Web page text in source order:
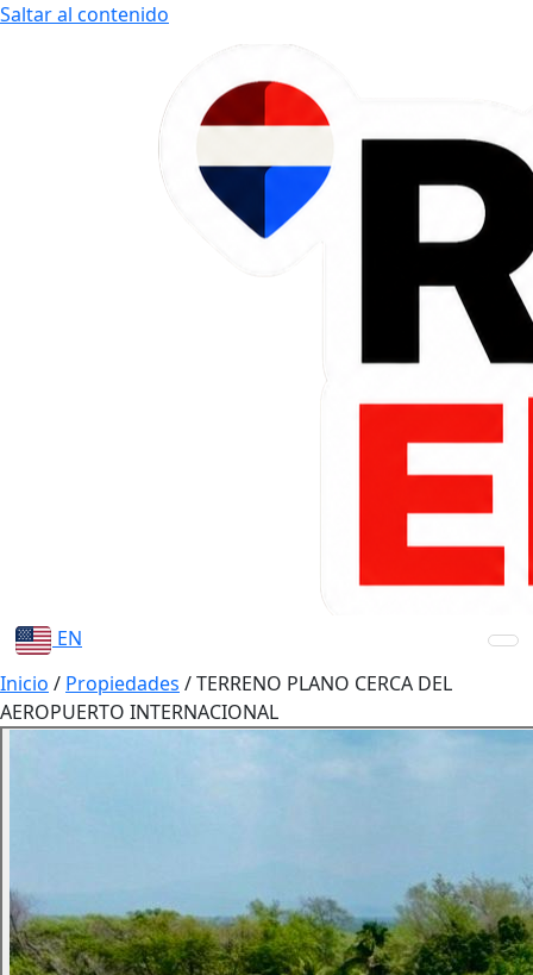
Saltar al contenido
EN
Inicio / Propiedades /TERRENO PLANO CERCA DEL
AEROPUERTO INTERNACIONAL